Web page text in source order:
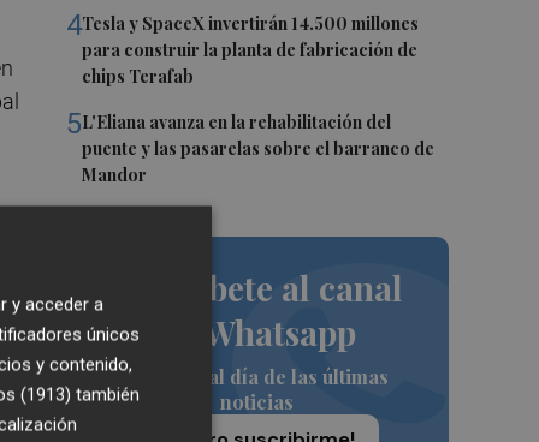
4Tesla y SpaceX invertirán 14.500 millones
para construir la planta de fabricación de
chips Terafab
5L'Eliana avanza en la rehabilitación del
puente y las pasarelas sobre el barranco de
Mandor
Suscríbete al canal
de Whatsapp
Siempre al día de las últimas
noticias
y acceder a
únicos
y contenido,
(1913) también